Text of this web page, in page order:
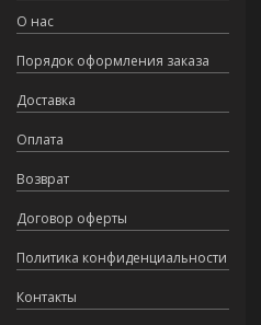
О нас
Порядок оформления заказа
Доставка
Оплата
Возврат
Договор оферты
Политика конфиденциальности
Контакты